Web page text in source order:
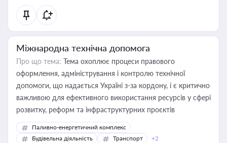
Міжнародна технічна допомога
Про що тема: Тема охоплює процеси правового
оформлення, адміністрування і контролю технічної
допомоги, що надається Україні з-за кордону, і є критично
важливою для ефективного використання ресурсів у сфері
розвитку, реформ та інфраструктурних проєктів
Паливно-енергетичний комплекс
Будівельна діяльність
Транспорт +2